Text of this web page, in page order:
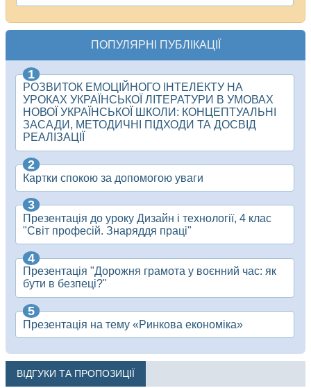
ПОПУЛЯРНІ ПУБЛІКАЦІЇ
РОЗВИТОК ЕМОЦІЙНОГО ІНТЕЛЕКТУ НА
УРОКАХ УКРАЇНСЬКОЇ ЛІТЕРАТУРИ В УМОВАХ
НОВОЇ УКРАЇНСЬКОЇ ШКОЛИ: КОНЦЕПТУАЛЬНІ
ЗАСАДИ, МЕТОДИЧНІ ПІДХОДИ ТА ДОСВІД
РЕАЛІЗАЦІЇ
Картки спокою за допомогою уваги
Презентація до уроку Дизайн і технології, 4 клас
"Світ професій. Знаряддя праці"
Презентація "Дорожня грамота у воєнний час: як
бути в безпеці?"
Презентація на тему «Ринкова економіка»
ВІДГУКИ ТА ПРОПОЗИЦІЇ